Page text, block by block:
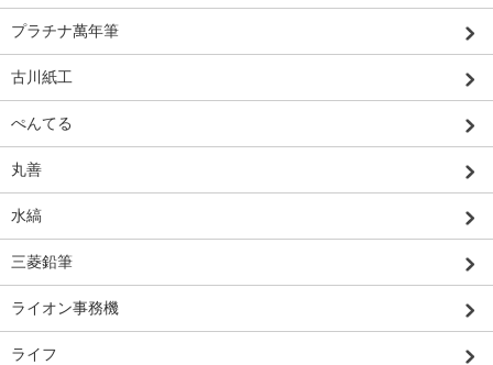
プラチナ萬年筆
古川紙工
ぺんてる
丸善
水縞
三菱鉛筆
ライオン事務機
ライフ